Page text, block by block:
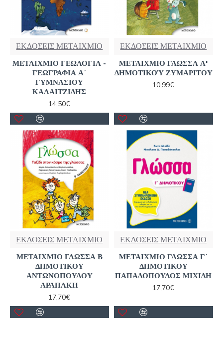
ΕΚΔΟΣΕΙΣ ΜΕΤΑΙΧΜΙΟ
ΜΕΤΑΙΧΜΙΟ ΓΕΩΛΟΓΙΑ -
ΓΕΩΓΡΑΦΙΑ Α΄
ΓΥΜΝΑΣΙΟΥ
ΚΑΛΑΙΤΖΙΔΗΣ
14,50€
ΕΚΔΟΣΕΙΣ ΜΕΤΑΙΧΜΙΟ
ΜΕΤΑΙΧΜΙΟ ΓΛΩΣΣΑ Α'
ΔΗΜΟΤΙΚΟΎ ΖΥΜΑΡΙΤΟΥ
10,99€
ΕΚΔΟΣΕΙΣ ΜΕΤΑΙΧΜΙΟ
ΜΕΤΑΙΧΜΙΟ ΓΛΩΣΣΑ Β
ΔΗΜΟΤΙΚΟΥ
ΑΝΤΩΝΟΠΟΥΛΟΥ
ΑΡΑΠΑΚΗ
17,70€
ΕΚΔΟΣΕΙΣ ΜΕΤΑΙΧΜΙΟ
ΜΕΤΑΙΧΜΙΟ ΓΛΩΣΣΑ Γ΄
ΔΗΜΟΤΙΚΟΥ
ΠΑΠΑΔΟΠΟΥΛΟΣ ΜΙΧΙΔΗ
17,70€